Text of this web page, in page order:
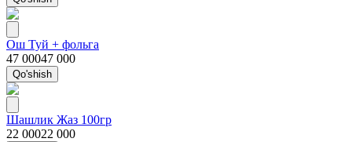
Ош Туй + фольга
47 00047 000
Qo'shish
Шашлик Жаз 100гр
22 00022 000